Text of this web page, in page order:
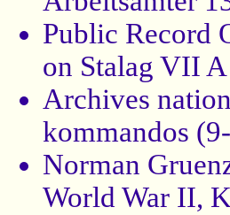
Public Record
on Stalag VII
Archives
kommandos
Norman
World War II,